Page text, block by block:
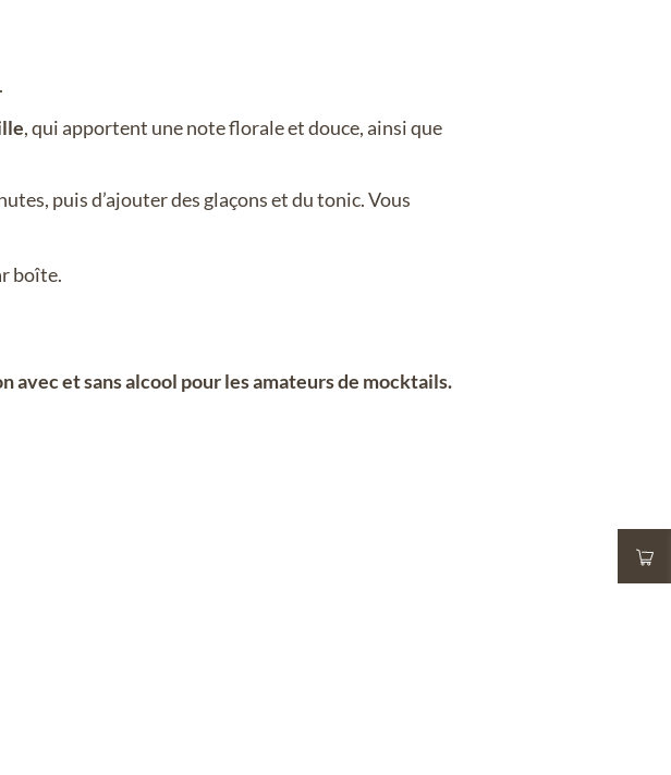
.
, qui apportent une note florale et douce, ainsi que
puis d’ajouter des glaçons et du tonic. Vous
boîte.
avec et sans alcool pour les amateurs de mocktails.